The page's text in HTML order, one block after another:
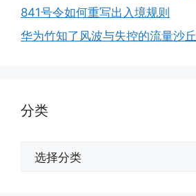
841号令如何重写出入境规则
华为竹知了风波与失控的流量沙丘
分类